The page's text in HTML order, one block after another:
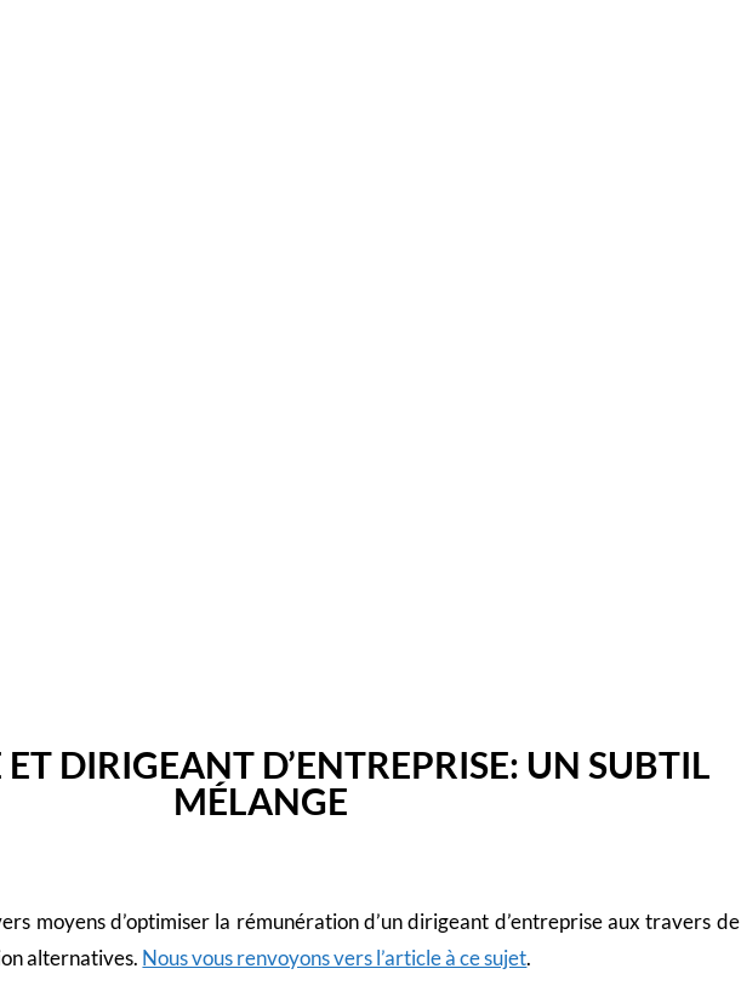
DIRIGEANT D’ENTREPRISE: UN SUBTIL
MÉLANGE
moyens d’optimiser la rémunération d’un dirigeant d’entreprise aux travers de
alternatives. Nous vous renvoyons vers l’article à ce sujet.